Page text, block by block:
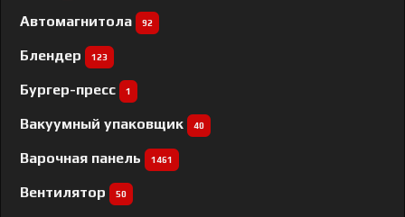
Автомагнитола 92
Блендер 123
Бургер-пресс 1
Вакуумный упаковщик 40
Варочная панель 1461
Вентилятор 50